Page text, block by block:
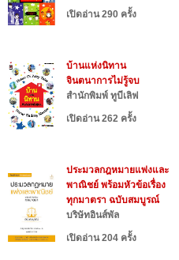
เปิดอ่าน 290 ครั้ง
บ้านแห่งนิทาน
จินตนาการไม่รู้จบ
สำนักพิมพ์ ทูบีเลิฟ
เปิดอ่าน 262 ครั้ง
ประมวลกฎหมายแพ่งและ
พาณิชย์ พร้อมหัวข้อเรื่อง
ทุกมาตรา ฉบับสมบูรณ์
บริษัทอินส์พัล
เปิดอ่าน 204 ครั้ง